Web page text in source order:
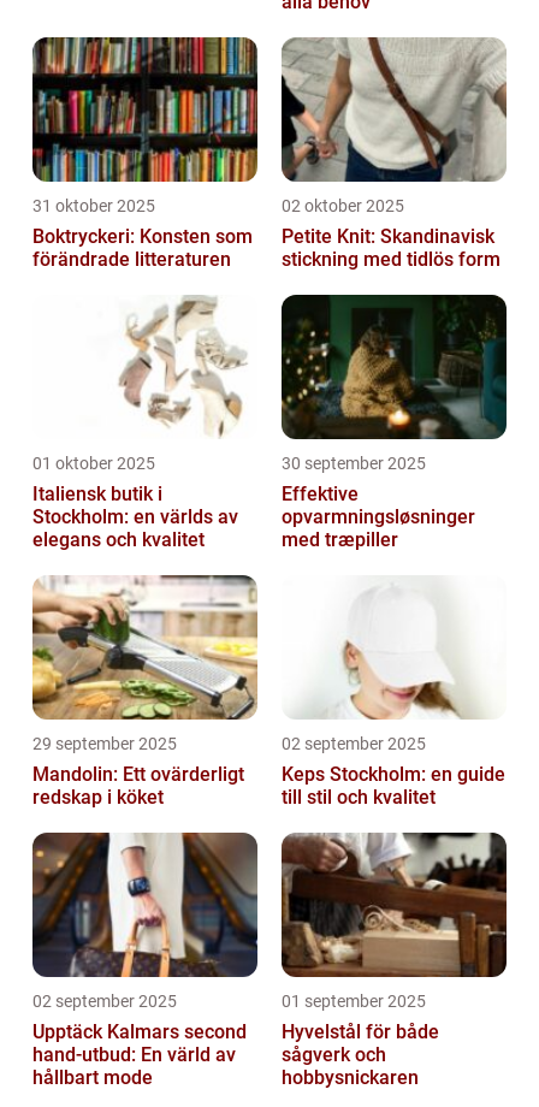
31 oktober 2025
Boktryckeri: Konsten som
förändrade litteraturen
02 oktober 2025
Petite Knit: Skandinavisk
stickning med tidlös form
01 oktober 2025
Italiensk butik i
Stockholm: en världs av
elegans och kvalitet
30 september 2025
Effektive
opvarmningsløsninger
med træpiller
29 september 2025
Mandolin: Ett ovärderligt
redskap i köket
02 september 2025
Keps Stockholm: en guide
till stil och kvalitet
02 september 2025
Upptäck Kalmars second
hand-utbud: En värld av
hållbart mode
01 september 2025
Hyvelstål för både
sågverk och
hobbysnickaren